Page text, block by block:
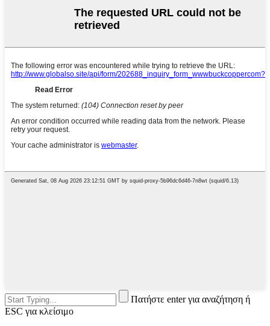
Πατήστε enter για αναζήτηση ή
ESC για κλείσιμο